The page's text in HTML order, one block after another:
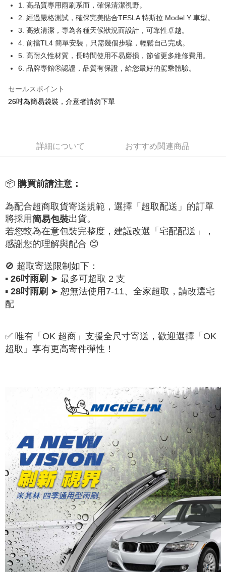
HSBC(台湾)商業銀行
華泰商業銀行
聯邦商業銀行
遠東国際商業銀行
元大商業銀行
永豐商業銀行
玉山商業銀行
星展(台湾)商業銀行
台湾楽天クレジットカード会社
Easy Wallet
Plus Pay
ATM払い
配送毎にNT$60、NT$699以上で送料無料
配送毎にNT$60、NT$699以上で送料無料
線上付款後7-11取貨
配送毎にNT$60、NT$699以上で送料無料
配送毎にNT$60、NT$699以上で送料無料
離島宅配
配送毎にNT$200
1. 高品質專用雨刷系而，確保清潔視野。
2. 經過嚴格測試，確保完美貼合TESLA 特斯拉 Model Y 車型。
3. 高效清潔，專為各種天候狀況而設計，可靠性卓越。
4. 前擋TL4 簡單安裝，只需幾個步驟，輕鬆自己完成。
5. 高耐久性材質，長時間使用不易磨損，節省更多維修費用。
6. 品牌專館Ⓡ認證，品質有保證，給您最好的駕乘體驗。
セールスポイント
26吋為簡易袋裝，介意者請勿下單
詳細について おすすめ関連商品
📦 購買前請注意：
為配合超商取貨寄送規範，選擇「超取配送」的訂單
將採用簡易包裝出貨。
若您較為在意包裝完整度，建議改選「宅配配送」，
感謝您的理解與配合 😊
🚫 超取寄送限制如下：
▪ 26吋雨刷 ➤ 最多可超取 2 支
▪ 28吋雨刷 ➤ 恕無法使用7-11、全家超取，請改選宅
配
✅ 唯有「OK 超商」支援全尺寸寄送，歡迎選擇「OK
超取」享有更高寄件彈性！